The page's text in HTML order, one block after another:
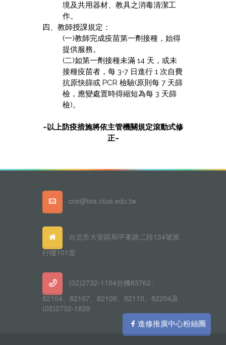
境及共用器材、教具之消毒清潔工
作。
四、教師授課規定：
(一)教師完成疫苗第一劑接種，始得
提供服務。
(二)如第一劑接種未滿 14 天，或未
接種疫苗者，每 3-7 日進行 1 次自費
抗原快篩或 PCR 檢驗(原則每 7 天篩
檢，應變處置時得縮短為每 3 天篩
檢)。
~以上防疫措施將依主管機關規定滾動式修
正~
cce@tea.ntue.edu.tw
台北市大安區和平東路二段134號篤
行樓101室
(02)2732-1104分機83762、
82104、82107、82109、82110、82204及
(02)2732-1829
進修推廣中心粉絲團